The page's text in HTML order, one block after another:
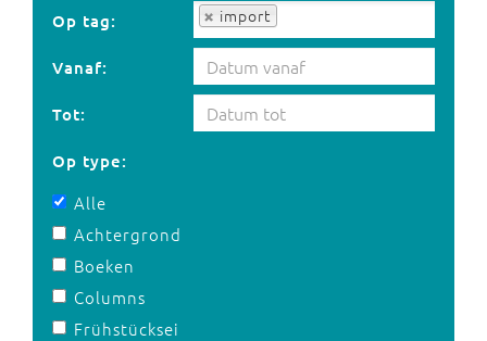
Op tag: import
Op tag:
Vanaf:
Tot:
Op type:
Alle
Achtergrond
Boeken
Columns
Frühstücksei